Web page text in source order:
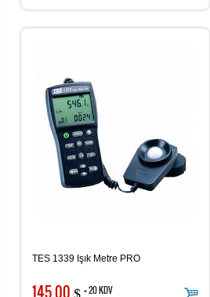
TES 1339 Işık Metre PRO
145,00 $ + 20 KDV